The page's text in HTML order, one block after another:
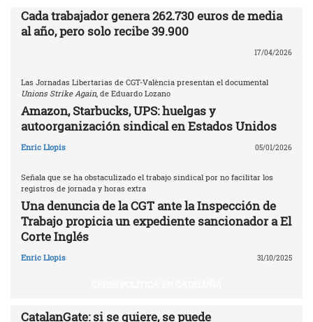
Cada trabajador genera 262.730 euros de media
al año, pero solo recibe 39.900
17/04/2026
Las Jornadas Libertarias de CGT-València presentan el documental
Unions Strike Again, de Eduardo Lozano
Amazon, Starbucks, UPS: huelgas y
autoorganización sindical en Estados Unidos
Enric Llopis 05/01/2026
Señala que se ha obstaculizado el trabajo sindical por no facilitar los
registros de jornada y horas extra
Una denuncia de la CGT ante la Inspección de
Trabajo propicia un expediente sancionador a El
Corte Inglés
Enric Llopis 31/10/2025
CatalanGate: si se quiere, se puede